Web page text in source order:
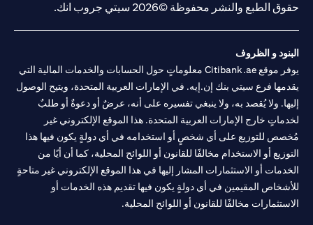
حقوق الطبع والنشر محفوظة ©2026 سيتي جروب انك.
البنود و الظروف
يوفر موقع Citibank.ae معلوماتٍ حول الحسابات والخدمات المالية التي
يقدمها فرع سيتي بنك إن.إيه. في الإمارات العربية المتحدة، ويتيح الوصول
إليها. ولا يُقصد به، ولا ينبغي تفسيره على أنه، عرضٌ أو دعوةٌ أو طلبٌ
لخدماتٍ خارج الإمارات العربية المتحدة. هذا الموقع الإلكتروني غير
مُخصص للتوزيع على أي شخصٍ أو استخدامه في أي دولةٍ يكون فيها هذا
التوزيع أو الاستخدام مخالفًا للقانون أو اللوائح المحلية، كما أن أيًا من
الخدمات أو الاستثمارات المشار إليها في هذا الموقع الإلكتروني غير متاحةٍ
للأشخاص المقيمين في أي دولةٍ يكون فيها تقديم هذه الخدمات أو
الاستثمارات مخالفًا للقانون أو اللوائح المحلية.